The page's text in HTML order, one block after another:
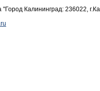
"Город Калининград: 236022,